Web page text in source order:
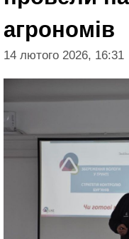
агрономів
14 лютого 2026, 16:31